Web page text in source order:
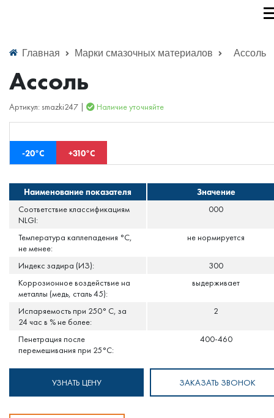
Главная Марки смазочных материалов Ассоль
Ассоль
Артикул: smazki247 | Наличие уточняйте
-20°С +310°С
Наименование показателя
Значение
Соответствие классификациям
NLGI:
000
Температура каплепадения °С,
не менее:
не нормируется
Индекс задира (ИЗ):
300
Коррозионное воздействие на
металлы (медь, сталь 45):
выдерживает
Испаряемость при 250° С, за
24 час в % не более:
2
Пенетрация после
перемешивания при 25°C:
400-460
УЗНАТЬ ЦЕНУ ЗАКАЗАТЬ ЗВОНОК